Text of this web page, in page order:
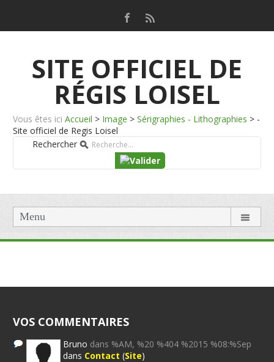
SITE OFFICIEL DE
RÉGIS LOISEL
Vous êtes ici Accueil > Image > Sérigraphies - Lithographies > -
Site officiel de Regis Loisel
Rechercher
Menu
VOS COMMENTAIRES
Bruno dans %AM, %20 %404 %2015 %08:%Sep
dans Contact (Site)